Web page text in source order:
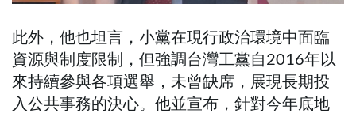
此外，他也坦言，小黨在現行政治環境中面臨
資源與制度限制，但強調台灣工黨自2016年以
來持續參與各項選舉，未曾缺席，展現長期投
入公共事務的決心。他並宣布，針對今年底地